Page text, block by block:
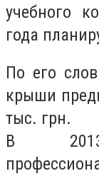
учебного
года
По его
крыши
тыс. грн.
В